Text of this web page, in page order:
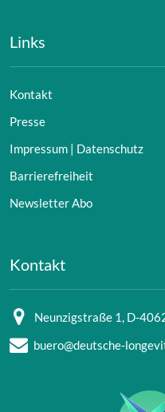
Links
Kontakt
Presse
Impressum | Datenschutz
Barrierefreiheit
Newsletter Abo
Kontakt
Neunzigstraße 1, D-
buero@deutsche-